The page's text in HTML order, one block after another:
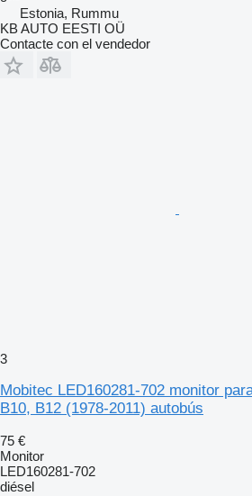
Estonia, Rummu
KB AUTO EESTI OÜ
Contacte con el vendedor
3
Mobitec LED160281-702 monitor
B10, B12 (1978-2011) autobús
75 €
Monitor
LED160281-702
diésel